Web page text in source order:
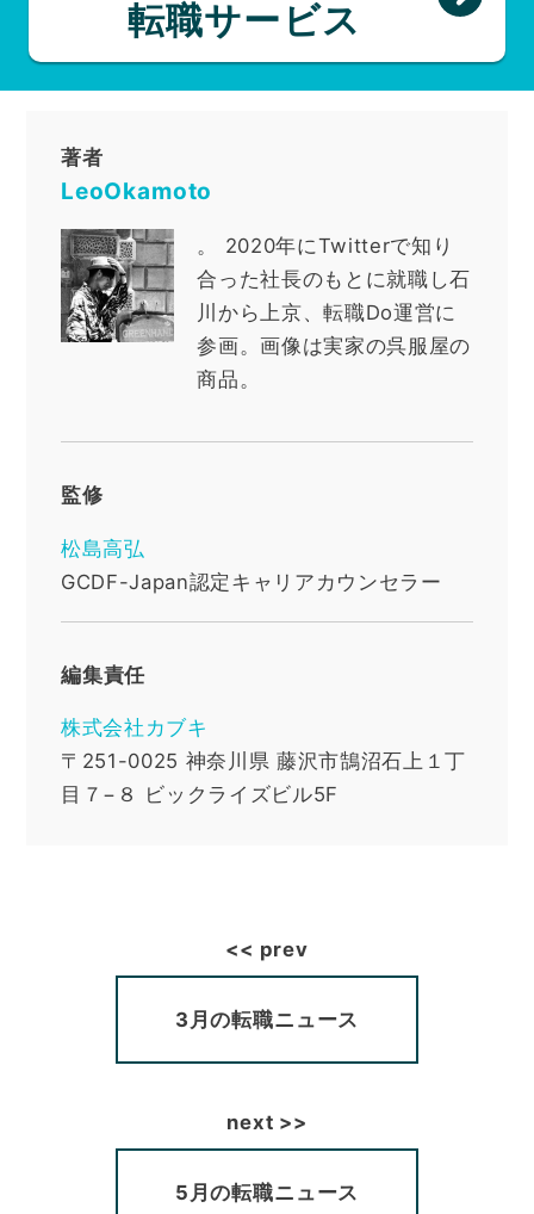
転職サービス
著者
LeoOkamoto
。 2020年にTwitterで知り
合った社長のもとに就職し石
川から上京、転職Do運営に
参画。画像は実家の呉服屋の
商品。
監修
松島高弘
GCDF-Japan認定キャリアカウンセラー
編集責任
株式会社カブキ
〒251-0025 神奈川県 藤沢市鵠沼石上１丁
目７−８ ビックライズビル5F
3月の転職ニュース
5月の転職ニュース